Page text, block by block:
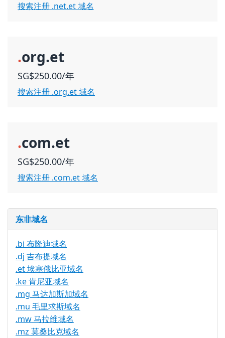
搜索注册 .net.et 域名
.org.et
SG$250.00/年
搜索注册 .org.et 域名
.com.et
SG$250.00/年
搜索注册 .com.et 域名
东非域名
.bi 布隆迪域名
.dj 吉布提域名
.et 埃塞俄比亚域名
.ke 肯尼亚域名
.mg 马达加斯加域名
.mu 毛里求斯域名
.mw 马拉维域名
.mz 莫桑比克域名